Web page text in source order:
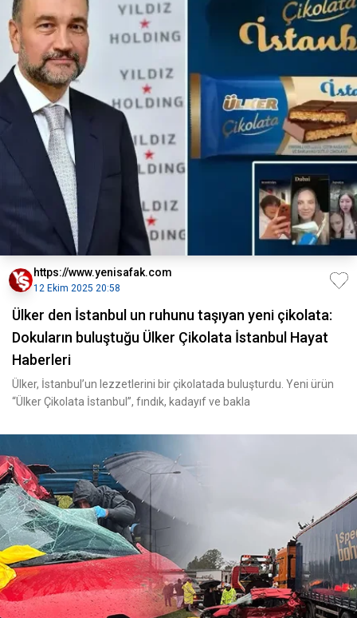
https://www.yenisafak.com
12 Ekim 2025 20:58
Ülker den İstanbul un ruhunu taşıyan yeni çikolata:
Dokuların buluştuğu Ülker Çikolata İstanbul Hayat
Haberleri
Ülker, İstanbul’un lezzetlerini bir çikolatada buluşturdu. Yeni ürün
“Ülker Çikolata İstanbul”, fındık, kadayıf ve bakla